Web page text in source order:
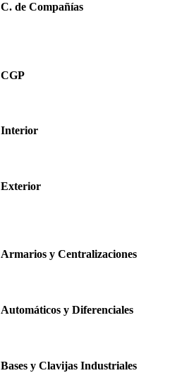
C. de Compañías
CGP
Interior
Exterior
Armarios y Centralizaciones
Automáticos y Diferenciales
Bases y Clavijas Industriales